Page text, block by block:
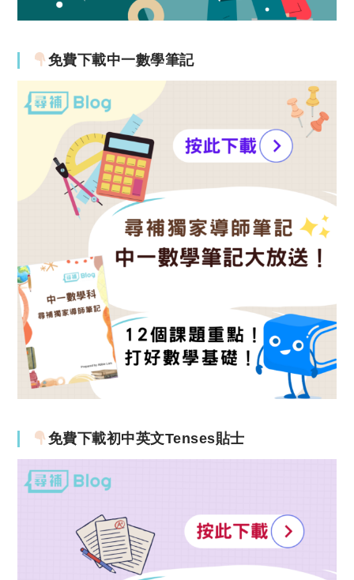
免費下載中一數學筆記
免費下載初中英文Tenses貼士